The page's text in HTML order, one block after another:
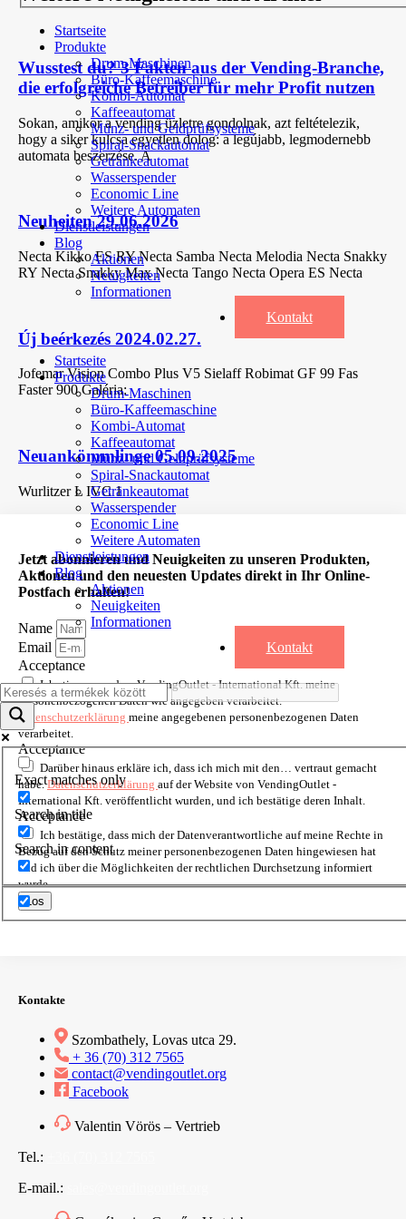
Startseite
Produkte
Drum-Maschinen
Büro-Kaffeemaschine
Kombi-Automat
Kaffeeautomat
Münz- und Geldprüfsysteme
Spiral-Snackautomat
Getränkeautomat
Wasserspender
Economic Line
Weitere Automaten
Dienstleistungen
Blog
Aktionen
Neuigkeiten
Informationen
Kontakt
Startseite
Produkte
Drum-Maschinen
Büro-Kaffeemaschine
Kombi-Automat
Kaffeeautomat
Münz- und Geldprüfsysteme
Spiral-Snackautomat
Getränkeautomat
Wasserspender
Economic Line
Weitere Automaten
Dienstleistungen
Blog
Aktionen
Neuigkeiten
Informationen
Kontakt
Exact matches only
Search in title
Search in content
Wusstest du? 3 Fakten aus der Vending-Branche,
die erfolgreiche Betreiber für mehr Profit nutzen
Sokan, amikor a vending üzletre gondolnak, azt feltételezik,
hogy a siker kulcsa egyetlen dolog: a legújabb, legmodernebb
automata beszerzése. A
Neuheiten 29.06.2026
Necta Kikko ES RY Necta Samba Necta Melodia Necta Snakky
RY Necta Snakky Max Necta Tango Necta Opera ES Necta
Új beérkezés 2024.02.27.
Jofemar Vision Combo Plus V5 Sielaff Robimat GF 99 Fas
Faster 900 Galéria:
Neuankömmlinge 05.09.2025
Wurlitzer L IVC 1
Jetzt abonnieren und Neuigkeiten zu unseren Produkten,
Aktionen und den neuesten Updates direkt in Ihr Online-
Postfach erhalten!
Name
Email
Acceptance
Ich stimme zu, dass VendingOutlet - International Kft. meine
personenbezogenen Daten wie angegeben verarbeitet.
Datenschutzerklärung meine angegebenen personenbezogenen Daten
verarbeitet.
Acceptance
Darüber hinaus erkläre ich, dass ich mich mit den… vertraut gemacht
habe.Datenschutzerklärung auf der Website von VendingOutlet -
International Kft. veröffentlicht wurden, und ich bestätige deren Inhalt.
Acceptance
Ich bestätige, dass mich der Datenverantwortliche auf meine Rechte in
Bezug auf den Schutz meiner personenbezogenen Daten hingewiesen hat
und ich über die Möglichkeiten der rechtlichen Durchsetzung informiert
wurde.
Los
Kontakte
Szombathely, Lovas utca 29.
+ 36 (70) 312 7565
contact@vendingoutlet.org
Facebook
Valentin Vörös – Vertrieb
Tel.:
E-mail.: